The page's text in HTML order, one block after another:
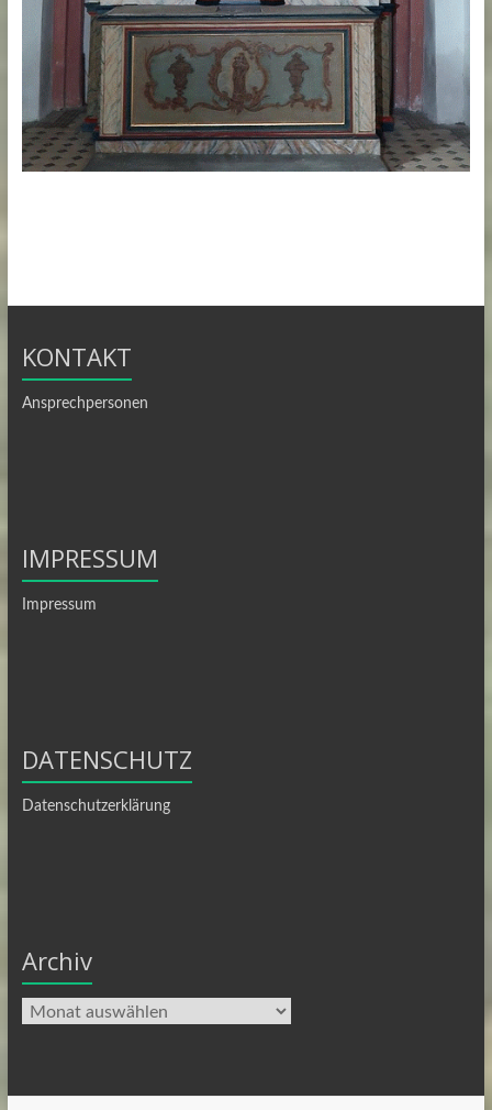
KONTAKT
Ansprechpersonen
IMPRESSUM
Impressum
DATENSCHUTZ
Datenschutzerklärung
Archiv
Archiv